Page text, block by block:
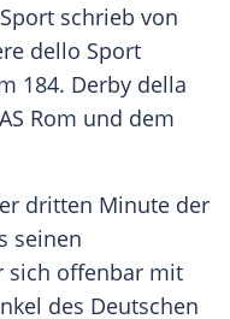
schrieb von
dello Sport
184. Derby della
AS Rom und dem
dritten Minute der
seinen
sich offenbar mit
des Deutschen